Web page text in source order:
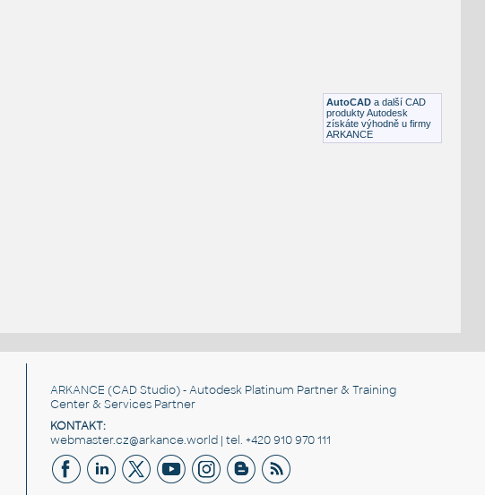
AutoCAD a další CAD
produkty Autodesk
získáte výhodně u firmy
ARKANCE
ARKANCE (CAD Studio) - Autodesk Platinum Partner & Training
Center & Services Partner
KONTAKT:
webmaster.cz@arkance.world | tel. +420 910 970 111